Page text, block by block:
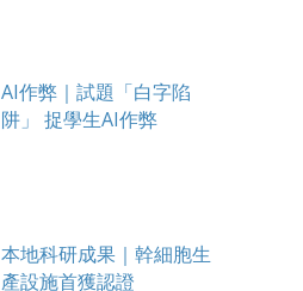
AI作弊｜試題「白字陷
阱」 捉學生AI作弊
本地科研成果｜幹細胞生
產設施首獲認證